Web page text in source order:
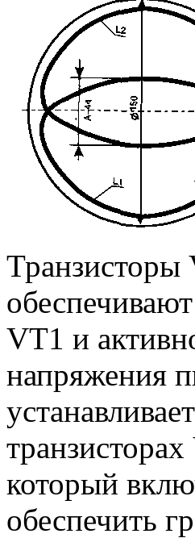
VT1 и
напряжения
который
обеспечить